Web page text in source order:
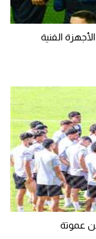
الفنية
عموتة